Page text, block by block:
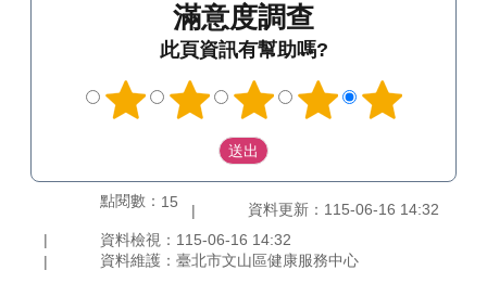
滿意度調查
此頁資訊有幫助嗎?
點閱數： 15
資料更新：115-06-16 14:32
資料檢視：115-06-16 14:32
資料維護：臺北市文山區健康服務中心